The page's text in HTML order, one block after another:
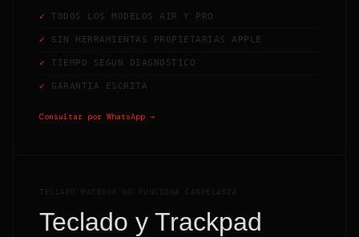
TODOS LOS MODELOS AIR Y PRO
SIN HERRAMIENTAS PROPIETARIAS APPLE
TIEMPO SEGUN DIAGNOSTICO
GARANTIA ESCRITA
Consultar por WhatsApp →
TECLADO MACBOOK NO FUNCIONA CANDELARIA
Teclado y Trackpad